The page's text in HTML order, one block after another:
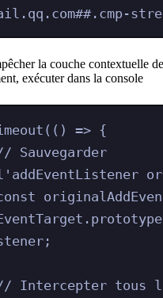
la couche contextuelle
exécuter dans la console
=> {
Sauvegarder
Intercepter tous